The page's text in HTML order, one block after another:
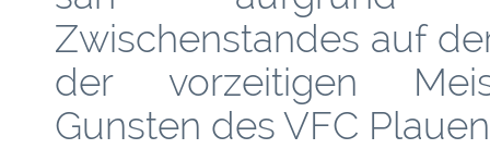
Zwischenstandes auf
der vorzeitigen
Gunsten des VFC